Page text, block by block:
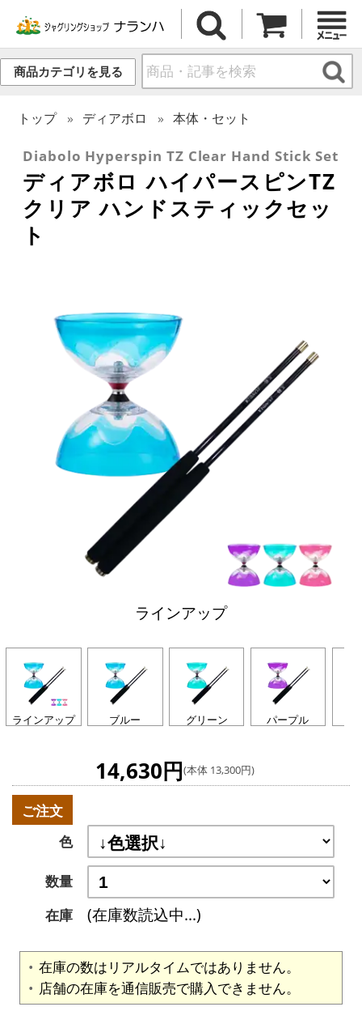
商品カテゴリを見る
トップ ディアボロ 本体・セット
Diabolo Hyperspin TZ Clear Hand Stick Set
ディアボロ ハイパースピンTZ
クリア ハンドスティックセッ
ト
ラインアップ
ラインアップ ブルー グリーン パープル
14,630円(本体 13,300円)
ご注文
色
数量
在庫
(在庫数読込中...)
在庫の数はリアルタイムではありません。
店舗の在庫を通信販売で購入できません。